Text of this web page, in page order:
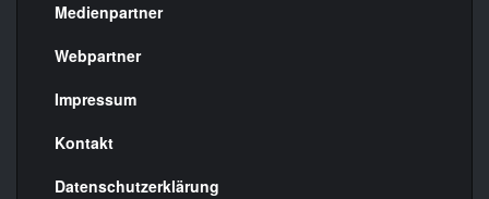
Menülinks
rechte
Seite
Medienpartner
Webpartner
Impressum
Kontakt
Datenschutzerklärung